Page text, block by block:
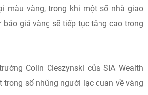
màu vàng, trong khi một số nhà giao
báo giá vàng sẽ tiếp tục tăng cao trong
Colin Cieszynski của SIA Wealth
trong số những người lạc quan về vàng